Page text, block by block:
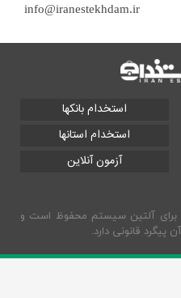
info@iranestekhdam.ir
استخدام بانکها
استخدام استانها
آزمون آنلاین
برای آلتین سیستم محفوظ است و
پیگرد قانونی دارد.